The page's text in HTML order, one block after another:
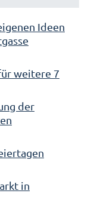
Ideen
weitere 7
der
in